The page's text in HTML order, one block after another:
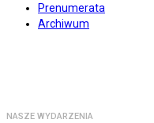
Prenumerata
Archiwum
NASZE WYDARZENIA